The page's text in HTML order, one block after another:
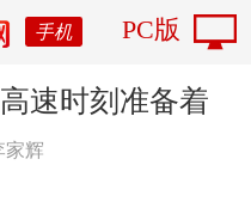
手机 PC版
速时刻准备着
家辉